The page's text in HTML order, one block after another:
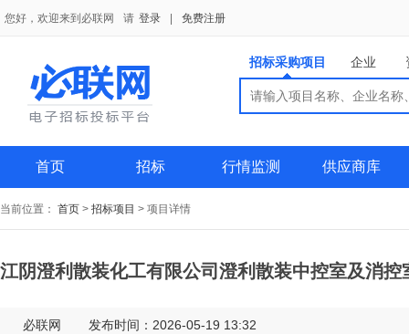
您好，欢迎来到必联网 请 登录 免费注册
招标采购项目 企业
首页 招标 行情监测 供应商库
当前位置： 首页 > 招标项目 > 项目详情
江阴澄利散装化工有限公司澄利散装中控室及消
必联网 发布时间：2026-05-19 13:32